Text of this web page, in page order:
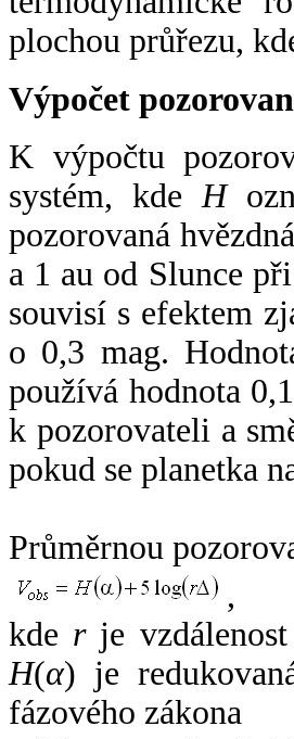
plochou průřezu,
Výpočet
K výpočtu
systém, kde H
pozorovaná
a 1 au od Slunce
souvisí s efektem
o 0,3 mag.
používá hodnota
k pozorovateli a
pokud se planetka
Průměrnou
,
kde rje
H(α) je
fázového zákona